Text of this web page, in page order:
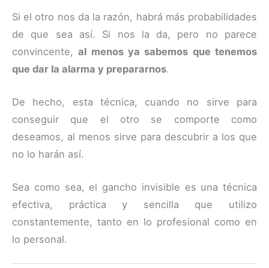
Si el otro nos da la razón, habrá más probabilidades
de que sea así. Si nos la da, pero no parece
convincente,al menos ya sabemos que tenemos
que dar la alarma y prepararnos.
De hecho, esta técnica, cuando no sirve para
conseguir que el otro se comporte como
deseamos, al menos sirve para descubrir a los que
no lo harán así.
Sea como sea, el gancho invisible es una técnica
efectiva, práctica y sencilla que utilizo
constantemente, tanto en lo profesional como en
lo personal.